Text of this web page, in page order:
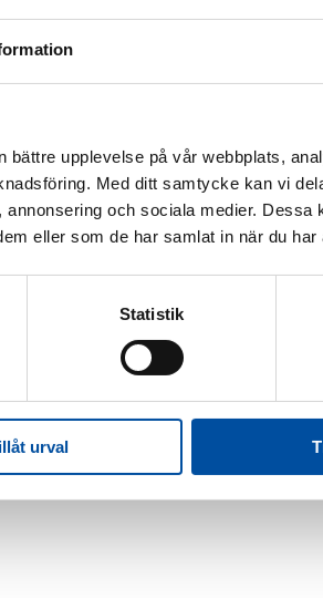
upplevelse på vår webbplats,
Med ditt samtycke kan vi
och sociala medier. Dessa
eller som de har samlat in när du
Statistik
urval
oss Jobba på FVB